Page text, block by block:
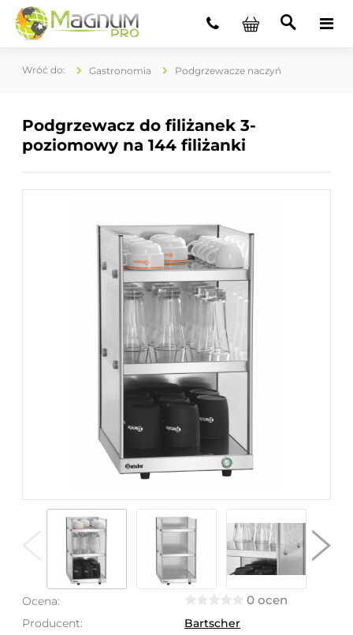
Gastronomia Podgrzewacze naczyń
Podgrzewacz do filiżanek 3-
poziomowy na 144 filiżanki
Ocena: 0 ocen
Producent:
Bartscher